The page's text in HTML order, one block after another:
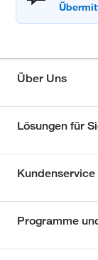
Über Uns
Lösungen für
Kundenservice
Programme